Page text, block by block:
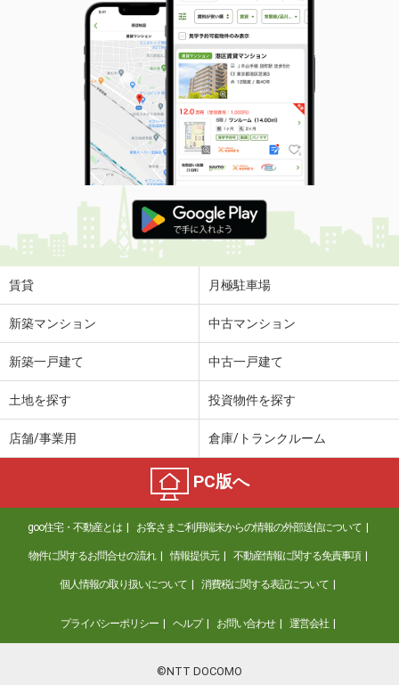
賃貸 月極駐車場
新築マンション 中古マンション
新築一戸建て 中古一戸建て
土地を探す 投資物件を探す
店舗/事業用 倉庫/トランクルーム
PC版へ
goo住宅・不動産とは お客さまご利用端末からの情報の外部送信について
物件に関するお問合せの流れ 情報提供元 不動産情報に関する免責事項
個人情報の取り扱いについて 消費税に関する表記について
プライバシーポリシー ヘルプ お問い合わせ 運営会社
©NTT DOCOMO